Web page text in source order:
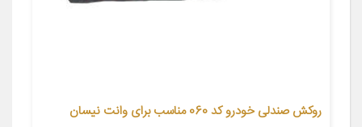
روکش صندلی خودرو کد 060 مناسب برای وانت نیسان